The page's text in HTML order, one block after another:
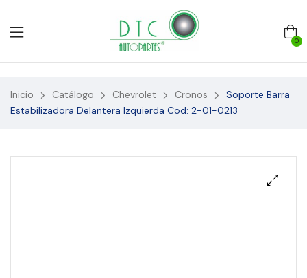
0
Inicio Catálogo Chevrolet Cronos
Soporte Barra
Estabilizadora Delantera Izquierda Cod: 2-01-0213